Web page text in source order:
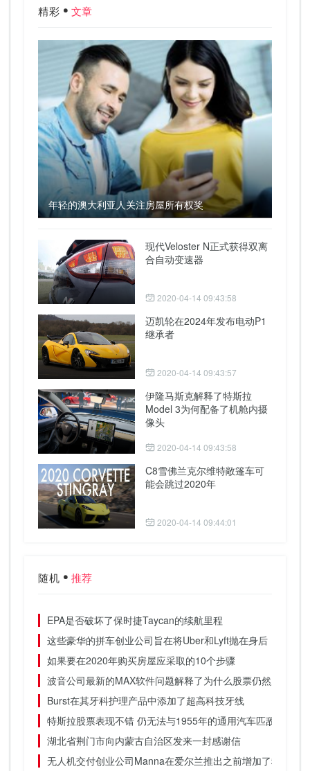
精彩 文章
年轻的澳大利亚人关注房屋所有权奖
现代Veloster N正式获得双离
合自动变速器
2020-04-14 09:43:58
迈凯轮在2024年发布电动P1
继承者
2020-04-14 09:43:57
伊隆马斯克解释了特斯拉
Model 3为何配备了机舱内摄
像头
2020-04-14 09:43:58
C8雪佛兰克尔维特敞篷车可
能会跳过2020年
2020-04-14 09:44:01
随机 推荐
EPA是否破坏了保时捷Taycan的续航里程
这些豪华的拼车创业公司旨在将Uber和Lyft抛在身后
如果要在2020年购买房屋应采取的10个步骤
波音公司最新的MAX软件问题解释了为什么股票仍然风险太大
Burst在其牙科护理产品中添加了超高科技牙线
特斯拉股票表现不错 仍无法与1955年的通用汽车匹敌
湖北省荆门市向内蒙古自治区发来一封感谢信
无人机交付创业公司Manna在爱尔兰推出之前增加了种子资金